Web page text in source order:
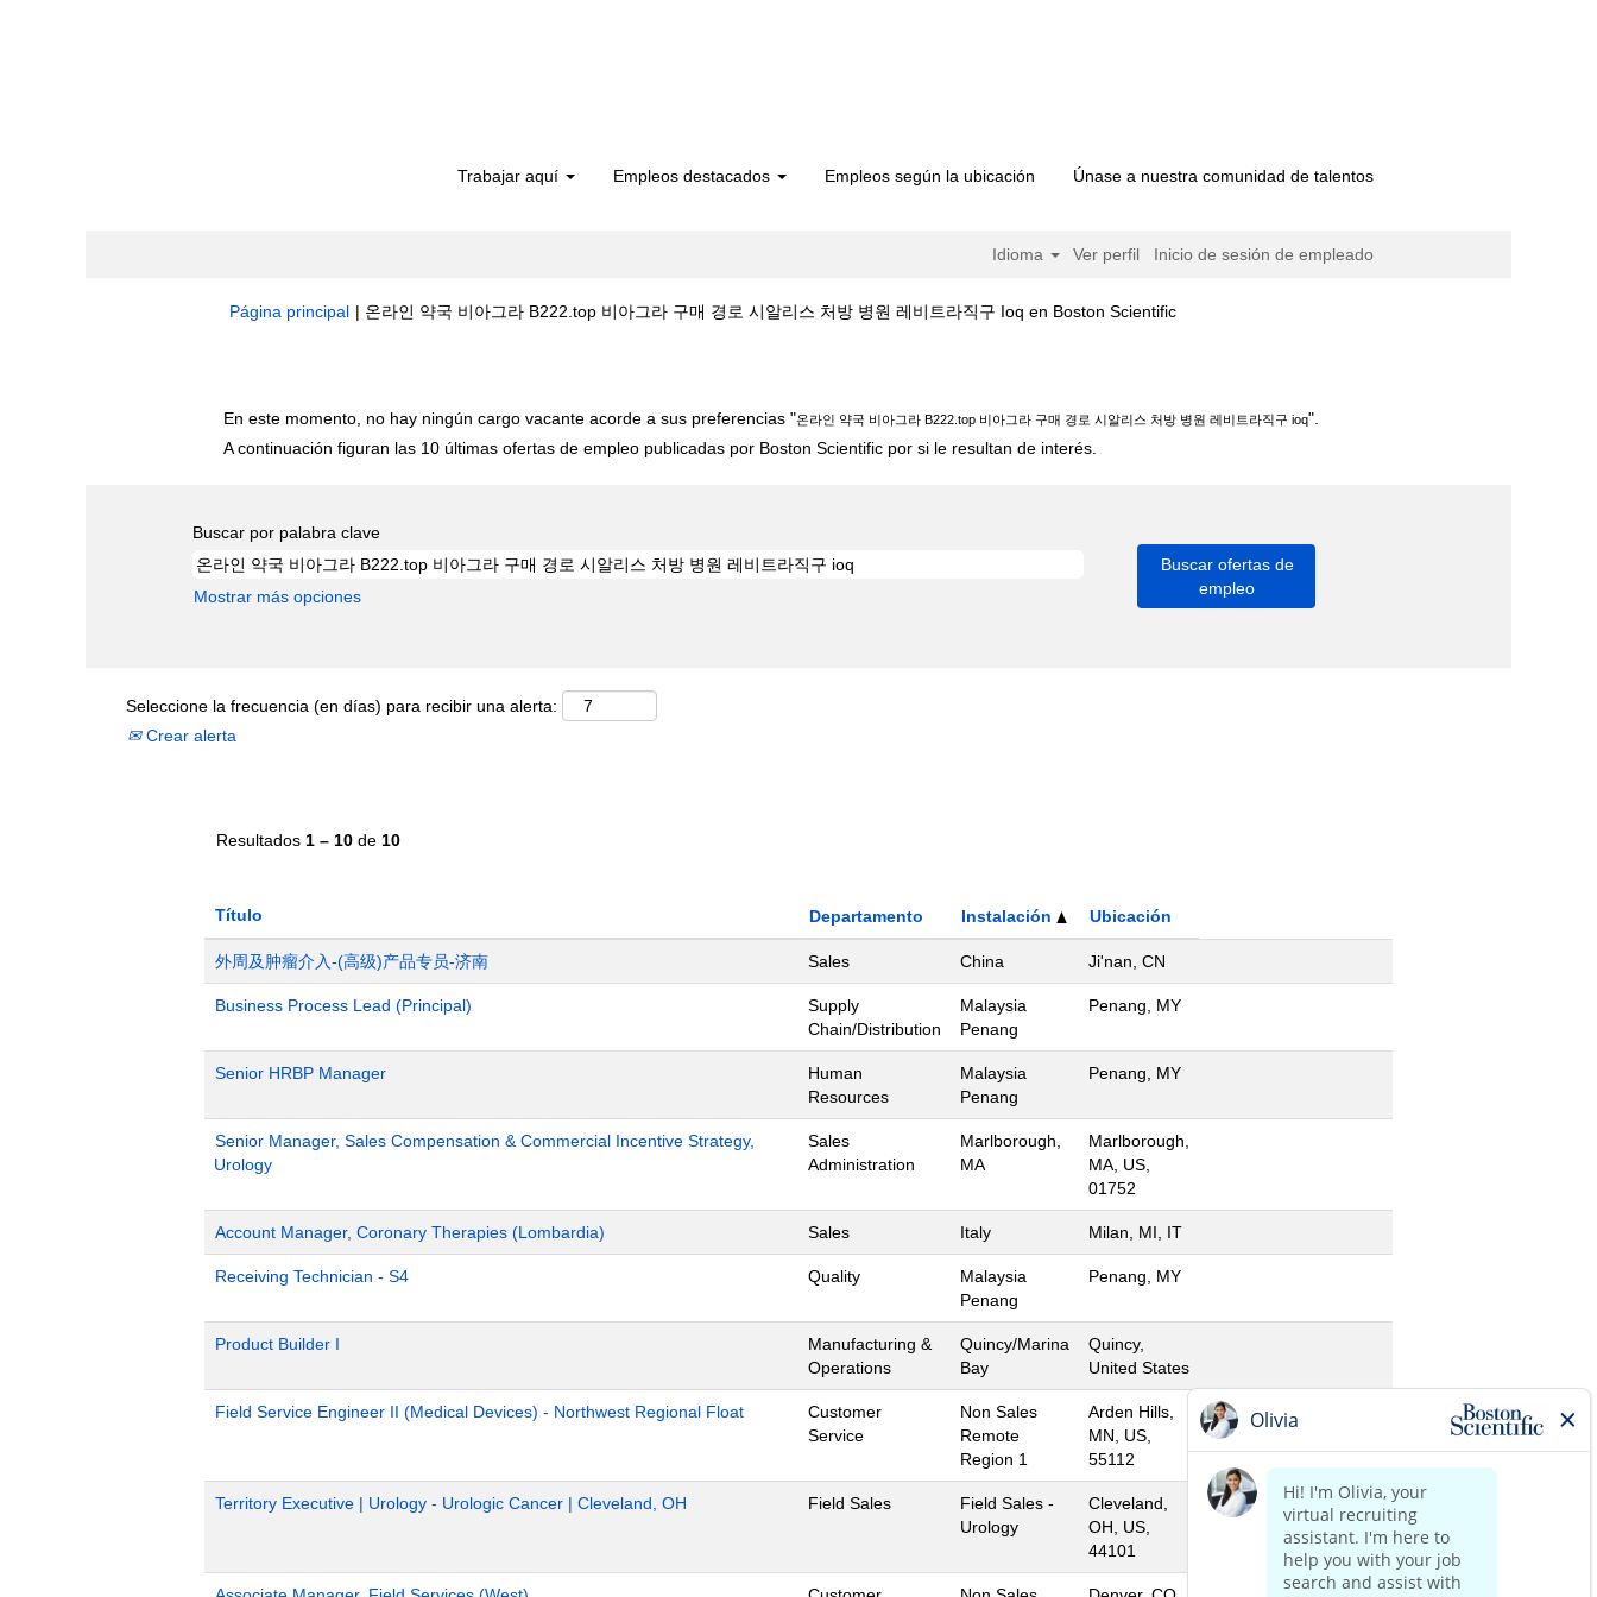
Trabajar aquí Empleos destacados Empleos según la ubicación Únase a nuestra comunidad de talentos
Idioma Ver perfil Inicio de sesión de empleado
Página principal | 온라인 약국 비아그라 B222.top 비아그라 구매 경로 시알리스 처방 병원 레비트라직구 Ioq en Boston Scientific(página
En este momento, no hay ningún cargo vacante acorde a sus preferencias "온라인 약국 비아그라 B222.top 비아그라 구매 경로 시알리스 처방 병원 레비트라직구 ioq".
A continuación figuran las 10 últimas ofertas de empleo publicadas por Boston Scientific por si le resultan de interés.
Buscar por palabra clave
Mostrar más opciones
Seleccione la frecuencia (en días) para recibir una alerta:
Crear alerta
Resultados 1 – 10 de 10
Título Departamento Instalación Ubicación
外周及肿瘤介入-(高级)产品专员-济南 Sales China Ji'nan, CN
Business Process Lead (Principal)
Supply
Chain/Distribution
Malaysia
Penang
Penang, MY
Senior HRBP Manager
Human
Resources
Malaysia
Penang
Penang, MY
Senior Manager, Sales Compensation & Commercial Incentive Strategy,
Urology
Sales
Administration
Marlborough,
MA
Marlborough,
MA, US,
01752
Account Manager, Coronary Therapies (Lombardia) Sales Italy Milan, MI, IT
Receiving Technician - S4 Quality
Malaysia
Penang
Penang, MY
Product Builder I
Manufacturing &
Operations
Quincy/Marina
Bay
Quincy,
United States
Field Service Engineer II (Medical Devices) - Northwest Regional Float
Customer
Service
Non Sales
Remote
Region 1
Arden Hills,
MN, US,
55112
Territory Executive | Urology - Urologic Cancer | Cleveland, OH Field Sales
Field Sales -
Urology
Cleveland,
OH, US,
44101